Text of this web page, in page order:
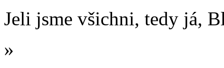
Jeli jsme všichni, tedy já,
»